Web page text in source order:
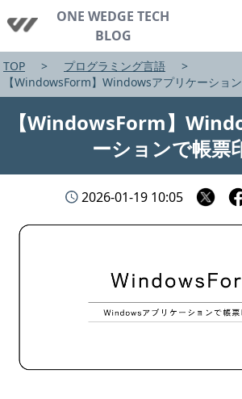
ONE WEDGE TECH
BLOG
TOP
プログラミング言語
【WindowsForm】Windowsアプリケーショ
【WindowsForm】
ーションで帳票
2026-01-19 10:05